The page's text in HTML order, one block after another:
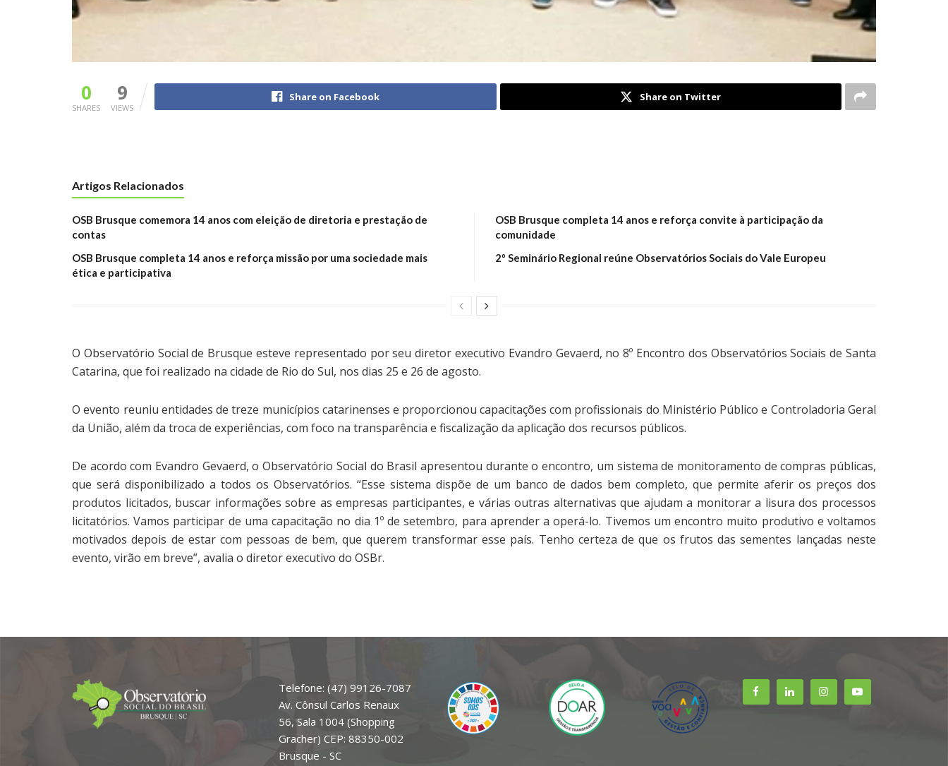
0
SHARES
9
VIEWS
Share on Facebook Share on Twitter
Artigos Relacionados
OSB Brusque comemora 14 anos com eleição de diretoria e prestação de
contas
OSB Brusque completa 14 anos e reforça missão por uma sociedade mais
ética e participativa
OSB Brusque completa 14 anos e reforça convite à participação da
comunidade
2º Seminário Regional reúne Observatórios Sociais do Vale Europeu
O Observatório Social de Brusque esteve representado por seu diretor executivo Evandro Gevaerd, no 8º Encontro dos Observatórios Sociais de Santa
Catarina, que foi realizado na cidade de Rio do Sul, nos dias 25 e 26 de agosto.
O evento reuniu entidades de treze municípios catarinenses e proporcionou capacitações com profissionais do Ministério Público e Controladoria Geral
da União, além da troca de experiências, com foco na transparência e fiscalização da aplicação dos recursos públicos.
De acordo com Evandro Gevaerd, o Observatório Social do Brasil apresentou durante o encontro, um sistema de monitoramento de compras públicas,
que será disponibilizado a todos os Observatórios. “Esse sistema dispõe de um banco de dados bem completo, que permite aferir os preços dos
produtos licitados, buscar informações sobre as empresas participantes, e várias outras alternativas que ajudam a monitorar a lisura dos processos
licitatórios. Vamos participar de uma capacitação no dia 1º de setembro, para aprender a operá-lo. Tivemos um encontro muito produtivo e voltamos
motivados depois de estar com pessoas de bem, que querem transformar esse país. Tenho certeza de que os frutos das sementes lançadas neste
evento, virão em breve”, avalia o diretor executivo do OSBr.
Telefone: (47) 99126-7087
Av. Cônsul Carlos Renaux
56, Sala 1004 (Shopping
Gracher) CEP: 88350-002
Brusque - SC